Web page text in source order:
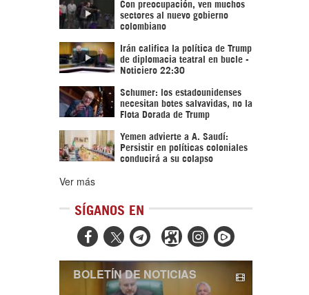
Con preocupación, ven muchos
sectores al nuevo gobierno
colombiano
Irán califica la política de Trump
de diplomacia teatral en bucle -
Noticiero 22:30
Schumer: los estadounidenses
necesitan botes salvavidas, no la
Flota Dorada de Trump
Yemen advierte a A. Saudí:
Persistir en políticas coloniales
conducirá a su colapso
Ver más
SÍGANOS EN
  
BOLETÍN DE NOTICIAS